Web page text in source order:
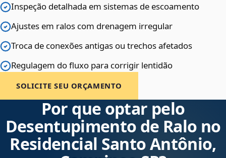
Inspeção detalhada em sistemas de escoamento
Ajustes em ralos com drenagem irregular
Troca de conexões antigas ou trechos afetados
Regulagem do fluxo para corrigir lentidão
SOLICITE SEU ORÇAMENTO
Por que optar pelo
Desentupimento de Ralo no
Residencial Santo Antônio,